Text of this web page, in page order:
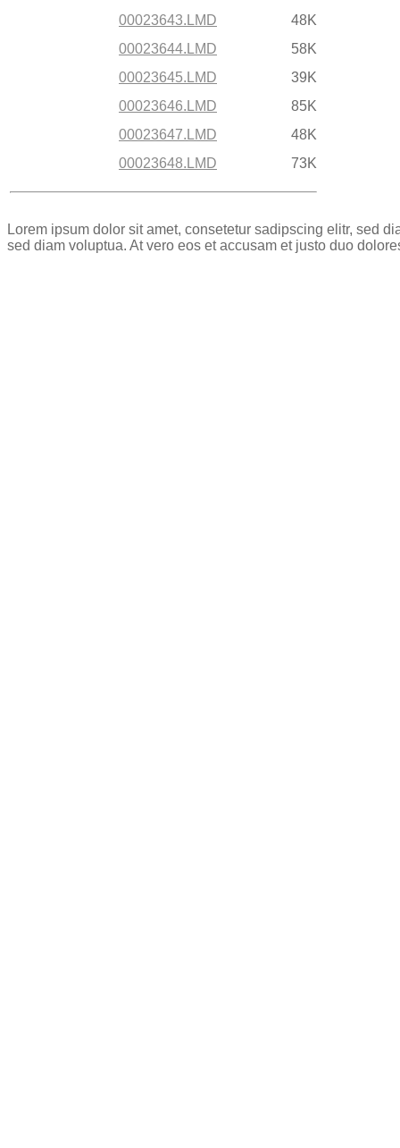
00023643.LMD
48K
00023644.LMD
58K
00023645.LMD
39K
00023646.LMD
85K
00023647.LMD
48K
00023648.LMD
73K
Lorem ipsum dolor sit amet, consetetur sadipscing elitr, sed
sed diam voluptua. At vero eos et accusam et justo duo